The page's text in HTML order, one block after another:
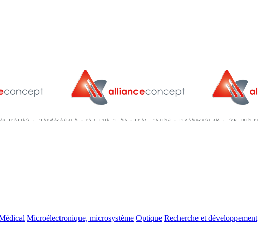
Microélectronique, microsystème Optique Recherche et développement